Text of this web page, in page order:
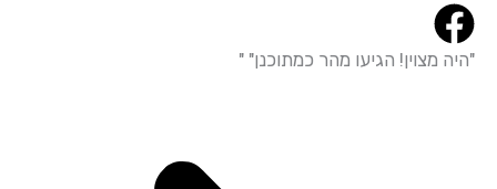
מצוין! הגיעו מהר כמתוכנן" "